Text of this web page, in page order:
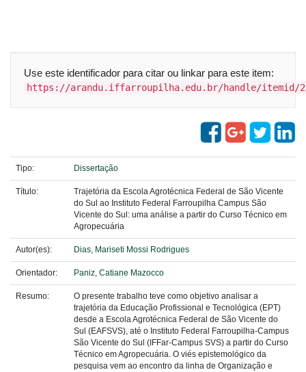
Use este identificador para citar ou linkar para este item:
https://arandu.iffarroupilha.edu.br/handle/itemid/
Tipo: Dissertação
Título:
Trajetória da Escola Agrotécnica Federal de São Vicente
do Sul ao Instituto Federal Farroupilha Campus São
Vicente do Sul: uma análise a partir do Curso Técnico em
Agropecuária
Autor(es): Dias, Mariseti Mossi Rodrigues
Orientador: Paniz, Catiane Mazocco
Resumo:
O presente trabalho teve como objetivo analisar a
trajetória da Educação Profissional e Tecnológica (EPT)
desde a Escola Agrotécnica Federal de São Vicente do
Sul (EAFSVS), até o Instituto Federal Farroupilha-Campus
São Vicente do Sul (IFFar-Campus SVS) a partir do Curso
Técnico em Agropecuária. O viés epistemológico da
pesquisa vem ao encontro da linha de Organização e